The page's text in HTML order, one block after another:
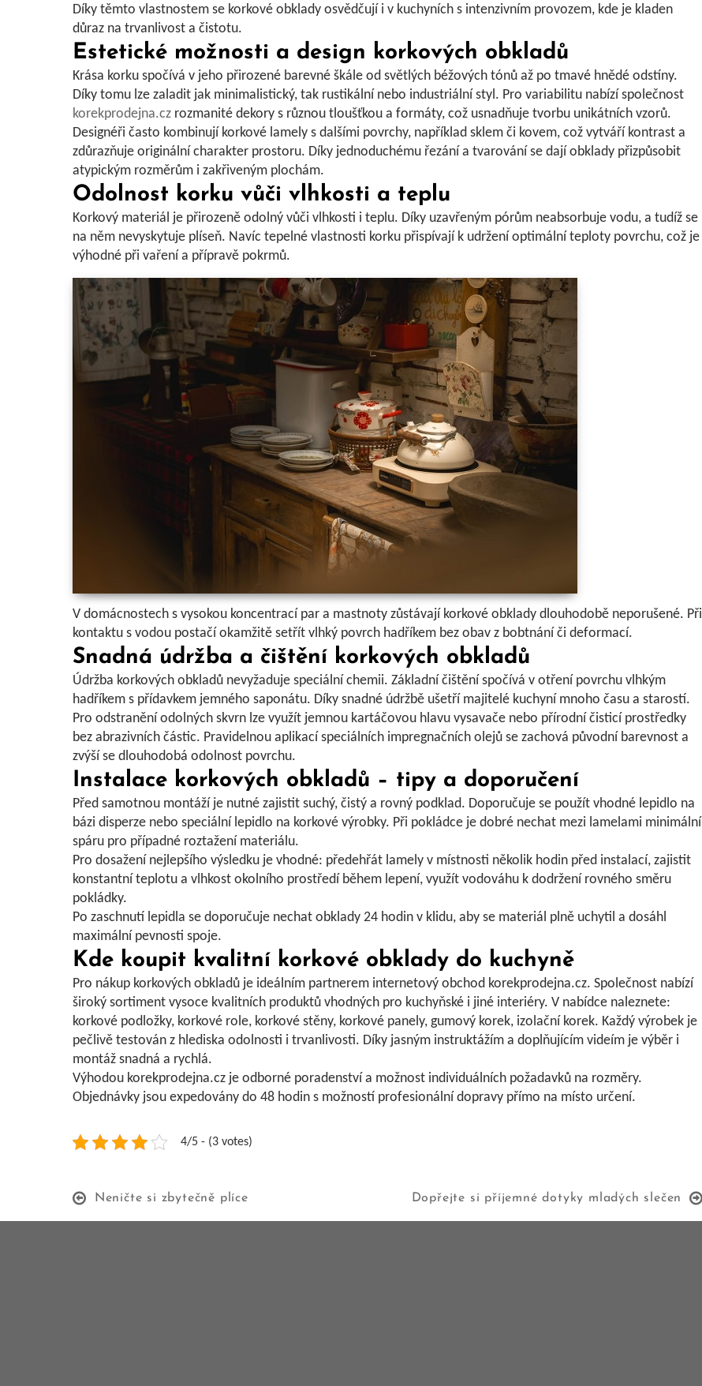
Díky těmto vlastnostem se korkové obklady osvědčují i v kuchyních s intenzivním provozem, kde je kladen
důraz na trvanlivost a čistotu.
Estetické možnosti a design korkových obkladů
Krása korku spočívá v jeho přirozené barevné škále od světlých béžových tónů až po tmavé hnědé odstíny.
Díky tomu lze zaladit jak minimalistický, tak rustikální nebo industriální styl. Pro variabilitu nabízí společnost
korekprodejna.cz rozmanité dekory s různou tloušťkou a formáty, což usnadňuje tvorbu unikátních vzorů.
Designéři často kombinují korkové lamely s dalšími povrchy, například sklem či kovem, což vytváří kontrast a
zdůrazňuje originální charakter prostoru. Díky jednoduchému řezání a tvarování se dají obklady přizpůsobit
atypickým rozměrům i zakřiveným plochám.
Odolnost korku vůči vlhkosti a teplu
Korkový materiál je přirozeně odolný vůči vlhkosti i teplu. Díky uzavřeným pórům neabsorbuje vodu, a tudíž se
na něm nevyskytuje plíseň. Navíc tepelné vlastnosti korku přispívají k udržení optimální teploty povrchu, což je
výhodné při vaření a přípravě pokrmů.
V domácnostech s vysokou koncentrací par a mastnoty zůstávají korkové obklady dlouhodobě neporušené. Při
kontaktu s vodou postačí okamžitě setřít vlhký povrch hadříkem bez obav z bobtnání či deformací.
Snadná údržba a čištění korkových obkladů
Údržba korkových obkladů nevyžaduje speciální chemii. Základní čištění spočívá v otření povrchu vlhkým
hadříkem s přídavkem jemného saponátu. Díky snadné údržbě ušetří majitelé kuchyní mnoho času a starostí.
Pro odstranění odolných skvrn lze využít jemnou kartáčovou hlavu vysavače nebo přírodní čisticí prostředky
bez abrazivních částic. Pravidelnou aplikací speciálních impregnačních olejů se zachová původní barevnost a
zvýší se dlouhodobá odolnost povrchu.
Instalace korkových obkladů – tipy a doporučení
Před samotnou montáží je nutné zajistit suchý, čistý a rovný podklad. Doporučuje se použít vhodné lepidlo na
bázi disperze nebo speciální lepidlo na korkové výrobky. Při pokládce je dobré nechat mezi lamelami minimální
spáru pro případné roztažení materiálu.
Pro dosažení nejlepšího výsledku je vhodné: předehřát lamely v místnosti několik hodin před instalací, zajistit
konstantní teplotu a vlhkost okolního prostředí během lepení, využít vodováhu k dodržení rovného směru
pokládky.
Po zaschnutí lepidla se doporučuje nechat obklady 24 hodin v klidu, aby se materiál plně uchytil a dosáhl
maximální pevnosti spoje.
Kde koupit kvalitní korkové obklady do kuchyně
Pro nákup korkových obkladů je ideálním partnerem internetový obchod korekprodejna.cz. Společnost nabízí
široký sortiment vysoce kvalitních produktů vhodných pro kuchyňské i jiné interiéry. V nabídce naleznete:
korkové podložky, korkové role, korkové stěny, korkové panely, gumový korek, izolační korek. Každý výrobek je
pečlivě testován z hlediska odolnosti i trvanlivosti. Díky jasným instruktážím a doplňujícím videím je výběr i
montáž snadná a rychlá.
Výhodou korekprodejna.cz je odborné poradenství a možnost individuálních požadavků na rozměry.
Objednávky jsou expedovány do 48 hodin s možností profesionální dopravy přímo na místo určení.
4/5 - (3 votes)
Neničte si zbytečně plíce Dopřejte si příjemné dotyky mladých slečen